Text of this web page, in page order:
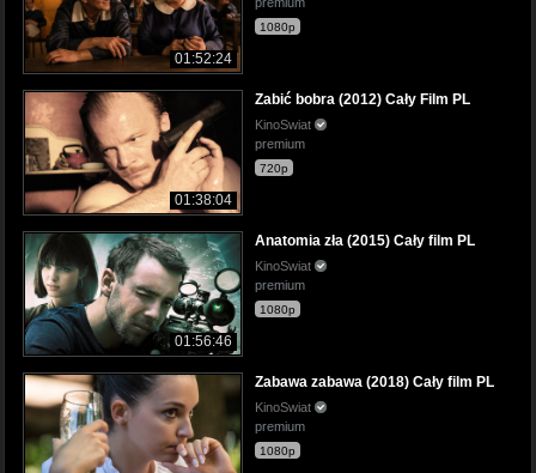
01:52:24
1080p
01:38:04
Zabić bobra (2012) Cały Film PL
KinoSwiat
premium
720p
01:56:46
Anatomia zła (2015) Cały film PL
KinoSwiat
premium
1080p
Zabawa zabawa (2018) Cały film PL
KinoSwiat
premium
1080p